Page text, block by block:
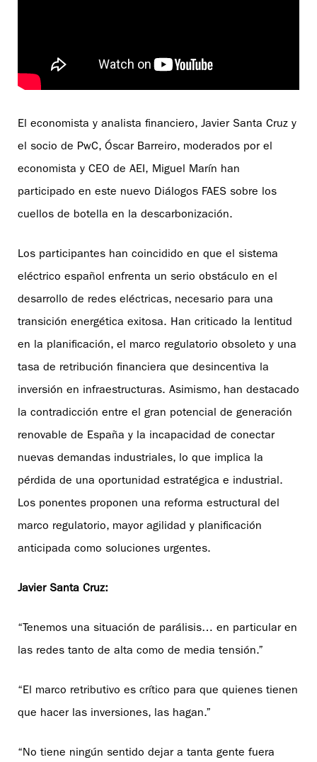
El economista y analista financiero, Javier Santa Cruz y
el socio de PwC, Óscar Barreiro, moderados por el
economista y CEO de AEI, Miguel Marín han
participado en este nuevo Diálogos FAES sobre los
cuellos de botella en la descarbonización.
Los participantes han coincidido en que el sistema
eléctrico español enfrenta un serio obstáculo en el
desarrollo de redes eléctricas, necesario para una
transición energética exitosa. Han criticado la lentitud
en la planificación, el marco regulatorio obsoleto y una
tasa de retribución financiera que desincentiva la
inversión en infraestructuras. Asimismo, han destacado
la contradicción entre el gran potencial de generación
renovable de España y la incapacidad de conectar
nuevas demandas industriales, lo que implica la
pérdida de una oportunidad estratégica e industrial.
Los ponentes proponen una reforma estructural del
marco regulatorio, mayor agilidad y planificación
anticipada como soluciones urgentes.
Javier Santa Cruz:
“Tenemos una situación de parálisis… en particular en
las redes tanto de alta como de media tensión.”
“El marco retributivo es crítico para que quienes tienen
que hacer las inversiones, las hagan.”
“No tiene ningún sentido dejar a tanta gente fuera